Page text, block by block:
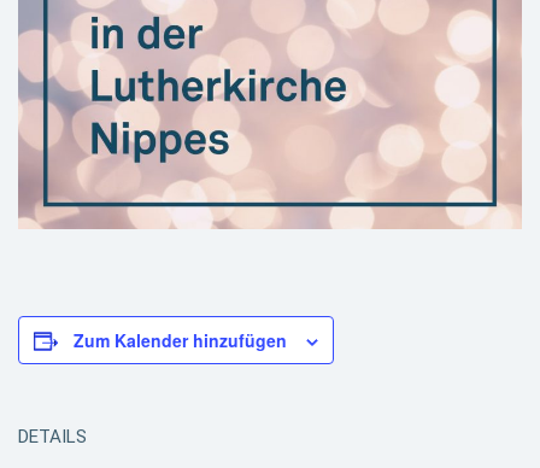
Zum Kalender hinzufügen
DETAILS